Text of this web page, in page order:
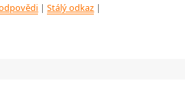
|Stálý odkaz |